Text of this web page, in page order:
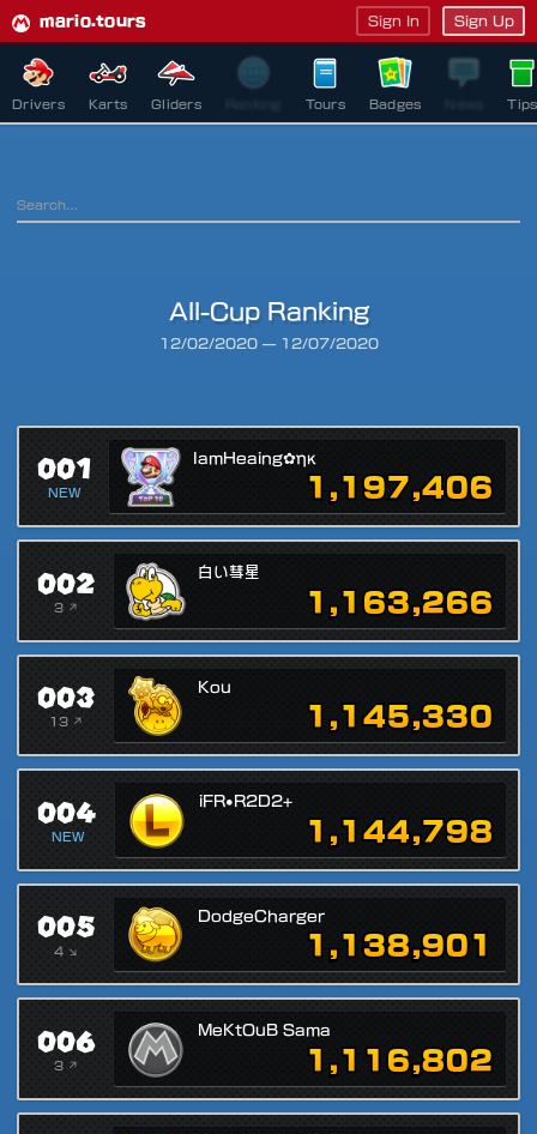
mario.tours Sign In Sign Up
Drivers Karts Gliders Tours Badges Tips
All-Cup Ranking
12/02/2020— 12/07/2020
001
NEW
IamHeaing✿ηκ
1,197,406
002
3 ↗
白い彗星
1,163,266
003
13 ↗
Kou
1,145,330
004
NEW
iFR•R2D2+
1,144,798
005
4 ↘
DodgeCharger
1,138,901
006
3 ↗
MeKtOuB Sama
1,116,802